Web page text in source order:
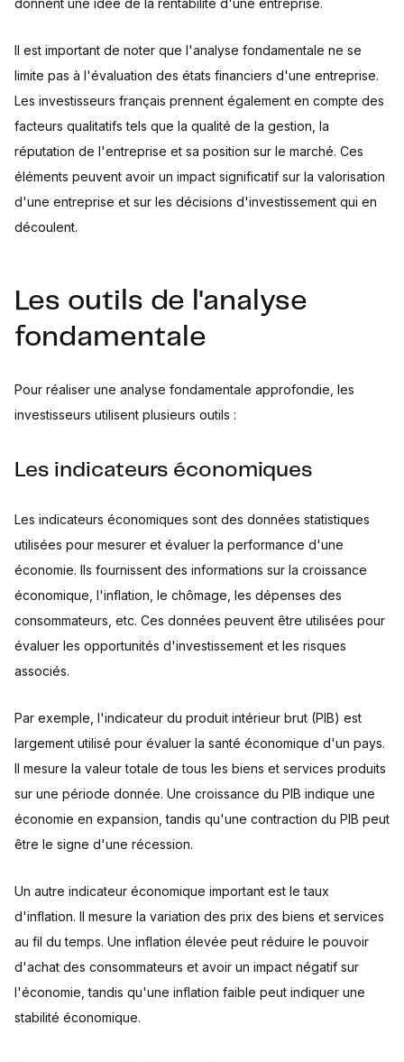
donnent une idée de la rentabilité d'une entreprise.
Il est important de noter que l'analyse fondamentale ne se
limite pas à l'évaluation des états financiers d'une entreprise.
Les investisseurs français prennent également en compte des
facteurs qualitatifs tels que la qualité de la gestion, la
réputation de l'entreprise et sa position sur le marché. Ces
éléments peuvent avoir un impact significatif sur la valorisation
d'une entreprise et sur les décisions d'investissement qui en
découlent.
Les outils de l'analyse
fondamentale
Pour réaliser une analyse fondamentale approfondie, les
investisseurs utilisent plusieurs outils :
Les indicateurs économiques
Les indicateurs économiques sont des données statistiques
utilisées pour mesurer et évaluer la performance d'une
économie. Ils fournissent des informations sur la croissance
économique, l'inflation, le chômage, les dépenses des
consommateurs, etc. Ces données peuvent être utilisées pour
évaluer les opportunités d'investissement et les risques
associés.
Par exemple, l'indicateur du produit intérieur brut (PIB) est
largement utilisé pour évaluer la santé économique d'un pays.
Il mesure la valeur totale de tous les biens et services produits
sur une période donnée. Une croissance du PIB indique une
économie en expansion, tandis qu'une contraction du PIB peut
être le signe d'une récession.
Un autre indicateur économique important est le taux
d'inflation. Il mesure la variation des prix des biens et services
au fil du temps. Une inflation élevée peut réduire le pouvoir
d'achat des consommateurs et avoir un impact négatif sur
l'économie, tandis qu'une inflation faible peut indiquer une
stabilité économique.